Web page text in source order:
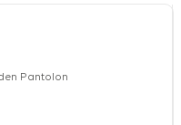
Pantolon